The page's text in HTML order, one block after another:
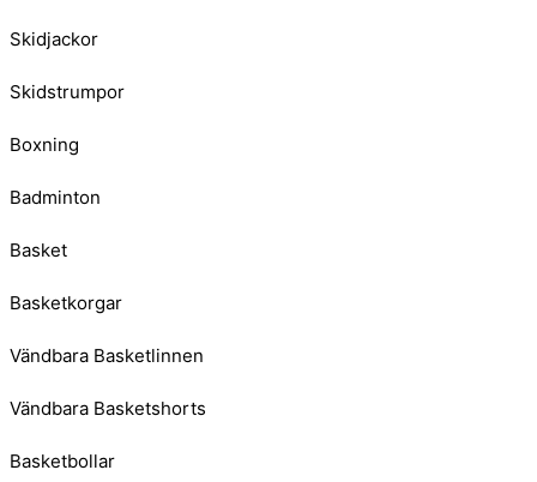
Skidjackor
Skidstrumpor
Boxning
Badminton
Basket
Basketkorgar
Vändbara Basketlinnen
Vändbara Basketshorts
Basketbollar